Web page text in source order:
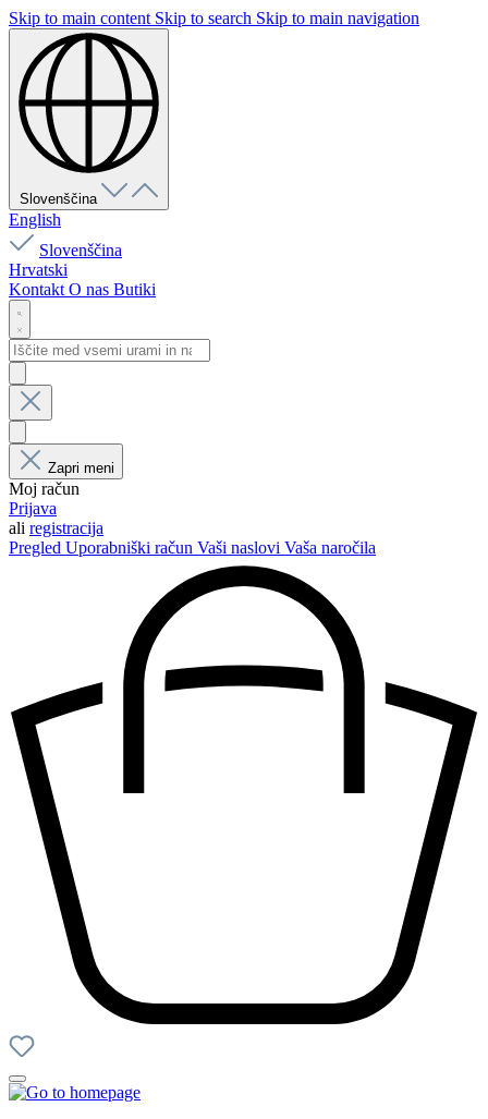
Skip to main content Skip to search Skip to main navigation
Slovenščina
English
Slovenščina
Hrvatski
Kontakt O nas Butiki
Zapri meni
Moj račun
Prijava
ali registracija
Pregled Uporabniški račun Vaši naslovi Vaša naročila